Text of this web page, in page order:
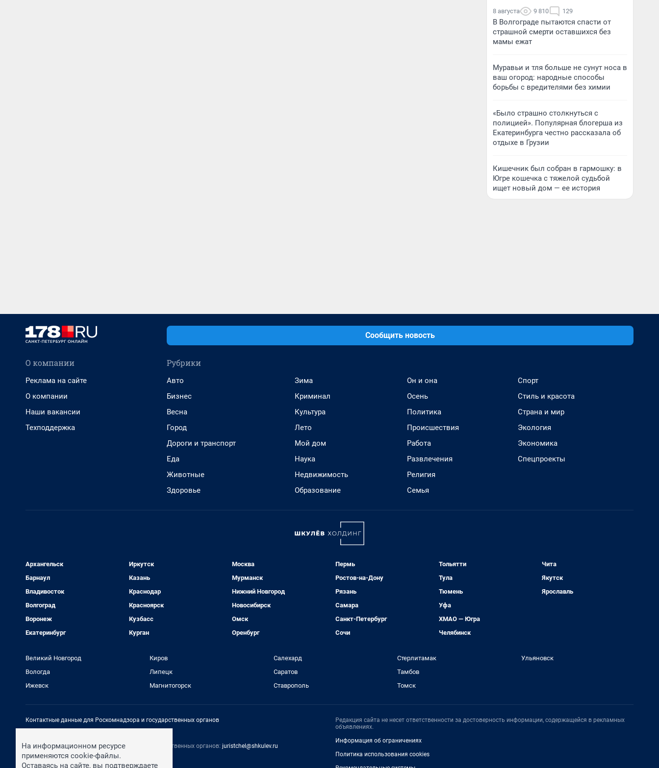
8 августа 9 810 129
В Волгограде пытаются спасти от
страшной смерти оставшихся без
мамы ежат
Муравьи и тля больше не сунут носа в
ваш огород: народные способы
борьбы с вредителями без химии
«Было страшно столкнуться с
полицией». Популярная блогерша из
Екатеринбурга честно рассказала об
отдыхе в Грузии
Кишечник был собран в гармошку: в
Югре кошечка с тяжелой судьбой
ищет новый дом — ее история
Сообщить новость
О компании
Реклама на сайте
О компании
Наши вакансии
Техподдержка
Рубрики
Авто
Бизнес
Весна
Город
Дороги и транспорт
Еда
Животные
Здоровье
Зима
Криминал
Культура
Лето
Мой дом
Наука
Недвижимость
Образование
Он и она
Осень
Политика
Происшествия
Работа
Развлечения
Религия
Семья
Спорт
Стиль и красота
Страна и мир
Экология
Экономика
Спецпроекты
Архангельск
Барнаул
Владивосток
Волгоград
Воронеж
Екатеринбург
Иркутск
Казань
Краснодар
Красноярск
Кузбасс
Курган
Москва
Мурманск
Нижний Новгород
Новосибирск
Омск
Оренбург
Пермь
Ростов-на-Дону
Рязань
Самара
Санкт-Петербург
Сочи
Тольятти
Тула
Тюмень
Уфа
ХМАО — Югра
Челябинск
Чита
Якутск
Ярославль
Великий Новгород
Вологда
Ижевск
Киров
Липецк
Магнитогорск
Салехард
Саратов
Ставрополь
Стерлитамак
Тамбов
Томск
Ульяновск
Контактные данные для Роскомнадзора и государственных органов
Контактные данные для Роскомнадзора и государственных органов: juristchel@shkulev.ru
Техподдержка: help@shkulev.ru
Редакция сайта не несет ответственности за достоверность информации, содержащейся в рекламных
объявлениях.
Информация об ограничениях
Политика использования cookies
На информационном ресурсе
применяются cookie-файлы.
Оставаясь на сайте, вы подтверждаете